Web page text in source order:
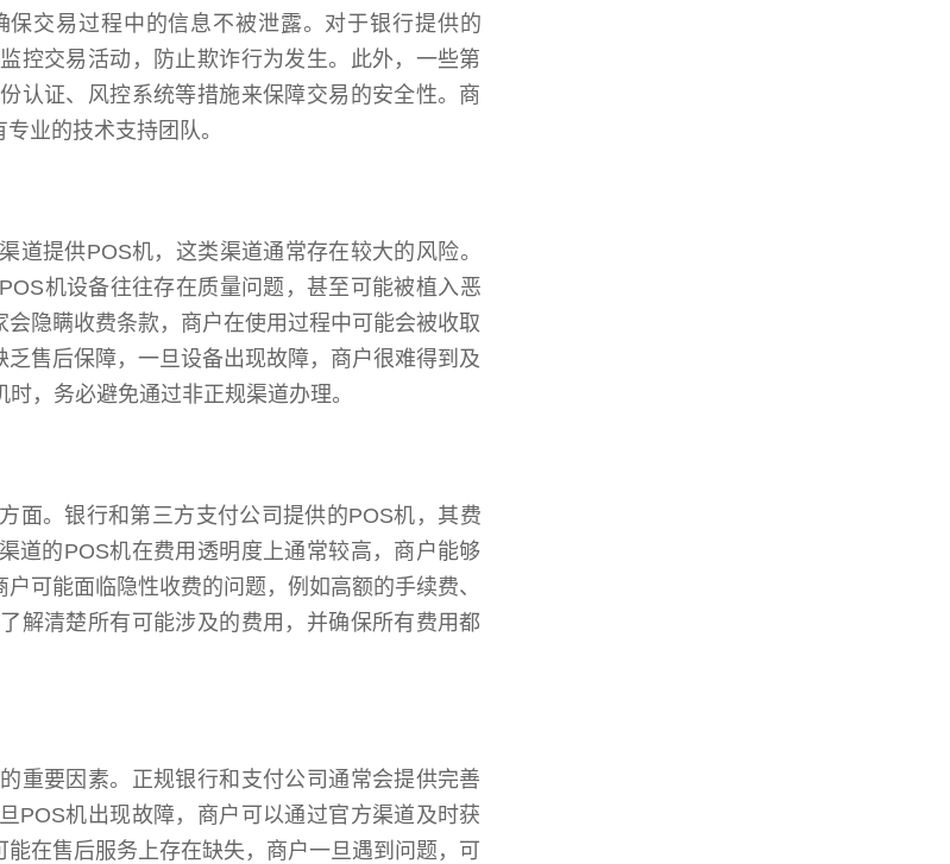
交易过程中的信息不被泄露。对于银行提供的
控交易活动，防止欺诈行为发生。此外，一些第
认证、风控系统等措施来保障交易的安全性。商
业的技术支持团队。
提供POS机，这类渠道通常存在较大的风险。
机设备往往存在质量问题，甚至可能被植入恶
隐瞒收费条款，商户在使用过程中可能会被收取
售后保障，一旦设备出现故障，商户很难得到及
，务必避免通过非正规渠道办理。
面。银行和第三方支付公司提供的POS机，其费
道的POS机在费用透明度上通常较高，商户能够
可能面临隐性收费的问题，例如高额的手续费、
解清楚所有可能涉及的费用，并确保所有费用都
重要因素。正规银行和支付公司通常会提供完善
POS机出现故障，商户可以通过官方渠道及时获
在售后服务上存在缺失，商户一旦遇到问题，可